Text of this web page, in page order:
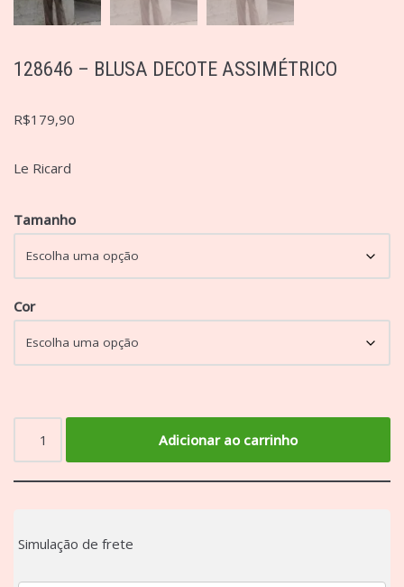
128646 – BLUSA DECOTE ASSIMÉTRICO
R$179,90
Le Ricard
Tamanho
Cor
Adicionar ao carrinho
Simulação de frete